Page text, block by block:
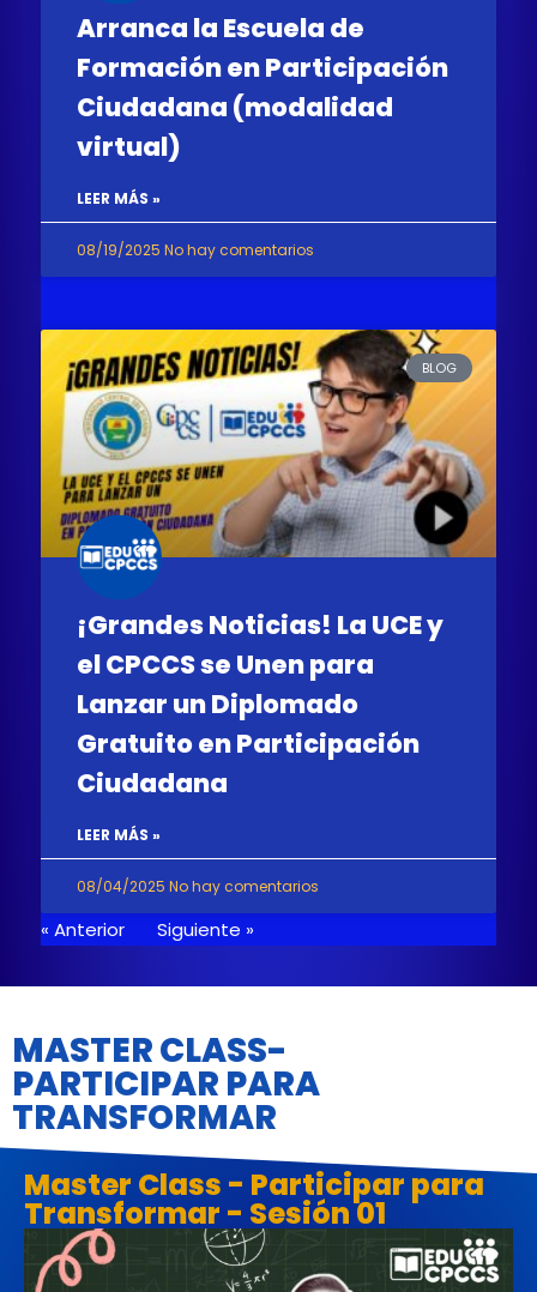
Arranca la Escuela de
Formación en Participación
Ciudadana (modalidad
virtual)
LEER MÁS »
08/19/2025 No hay comentarios
BLOG
¡Grandes Noticias! La UCE y
el CPCCS se Unen para
Lanzar un Diplomado
Gratuito en Participación
Ciudadana
LEER MÁS »
08/04/2025 No hay comentarios
« Anterior Siguiente »
MASTER CLASS-
PARTICIPAR PARA
TRANSFORMAR
Master Class - Participar para
Transformar - Sesión 01